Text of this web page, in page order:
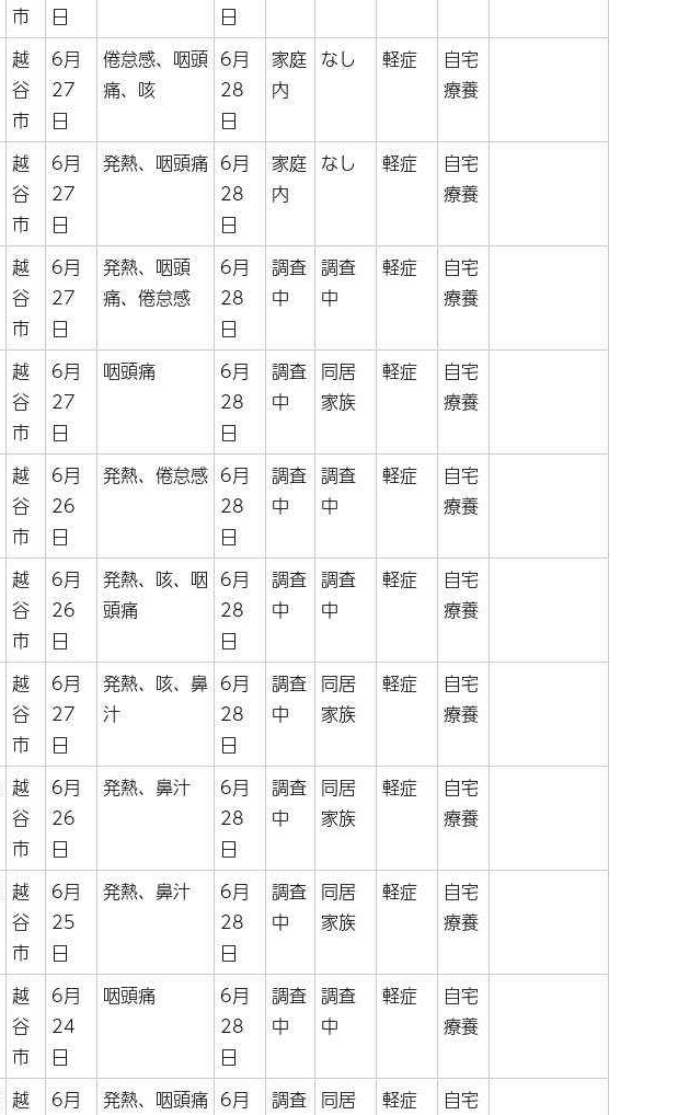
市
日
日
越
谷
市
6月
27
日
倦怠感、咽頭
痛、咳
6月
28
日
家庭
内
なし 軽症
自宅
療養
越
谷
市
6月
27
日
発熱、咽頭痛 6月
28
日
家庭
内
なし 軽症
自宅
療養
越
谷
市
6月
27
日
発熱、咽頭
痛、倦怠感
6月
28
日
調査
中
調査
中
軽症
自宅
療養
越
谷
市
6月
27
日
咽頭痛
6月
28
日
調査
中
同居
家族
軽症
自宅
療養
越
谷
市
6月
26
日
発熱、倦怠感 6月
28
日
調査
中
調査
中
軽症
自宅
療養
越
谷
市
6月
26
日
発熱、咳、咽
頭痛
6月
28
日
調査
中
調査
中
軽症
自宅
療養
越
谷
市
6月
27
日
発熱、咳、鼻
汁
6月
28
日
調査
中
同居
家族
軽症
自宅
療養
越
谷
市
6月
26
日
発熱、鼻汁
6月
28
日
調査
中
同居
家族
軽症
自宅
療養
越
谷
市
6月
25
日
発熱、鼻汁
6月
28
日
調査
中
同居
家族
軽症
自宅
療養
越
谷
市
6月
24
日
咽頭痛
6月
28
日
調査
中
調査
中
軽症
自宅
療養
越
6月
発熱、咽頭痛 6月
調査 同居
軽症
自宅